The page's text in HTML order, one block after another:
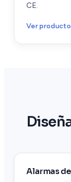
CE.
Ver
Alarmas